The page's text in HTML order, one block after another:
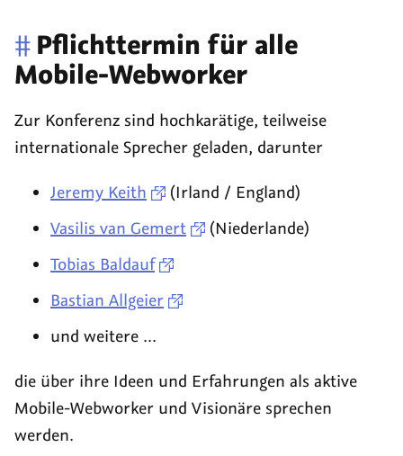
# Pflichttermin für alle
Mobile-Webworker
Zur Konferenz sind hochkarätige, teilweise
internationale Sprecher geladen, darunter
Jeremy Keith
(Irland / England)
Vasilis van Gemert
(Niederlande)
Tobias Baldauf
Bastian Allgeier
und weitere ...
die über ihre Ideen und Erfahrungen als aktive
Mobile-Webworker und Visionäre sprechen
werden.